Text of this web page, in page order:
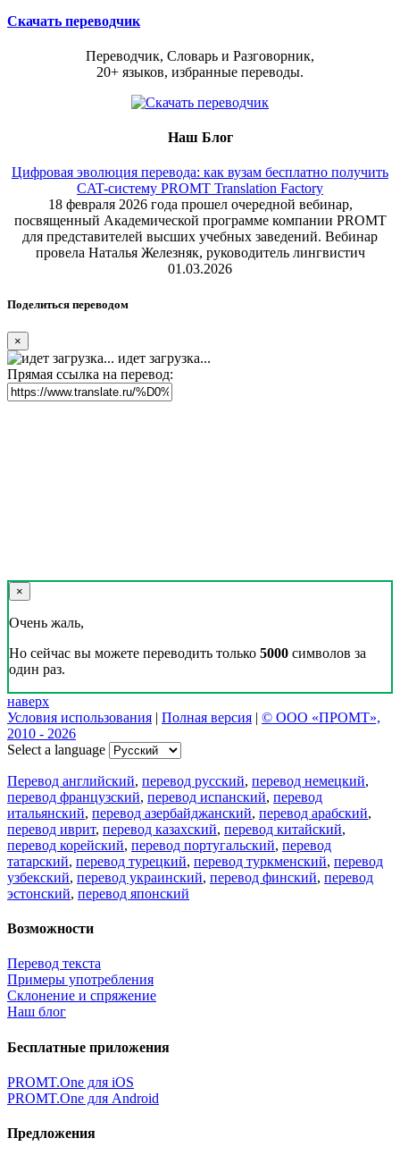
Скачать переводчик
Переводчик, Словарь и Разговорник,
20+ языков, избранные переводы.
Наш Блог
Цифровая эволюция перевода: как вузам бесплатно получить
CAT-систему PROMT Translation Factory
18 февраля 2026 года прошел очередной вебинар,
посвященный Академической программе компании PROMT
для представителей высших учебных заведений. Вебинар
провела Наталья Железняк, руководитель лингвистич
01.03.2026
Поделиться переводом
×
идет загрузка...
Прямая ссылка на перевод:
×
Очень жаль,
Но сейчас вы можете переводить только 5000 символов за
один раз.
наверх
Условия использования | Полная версия | © ООО «ПРОМТ»,
2010 - 2026
Select a language
Перевод английский, перевод русский, перевод немецкий,
перевод французский, перевод испанский, перевод
итальянский, перевод азербайджанский, перевод арабский,
перевод иврит, перевод казахский, перевод китайский,
перевод корейский, перевод португальский, перевод
татарский, перевод турецкий, перевод туркменский, перевод
узбекский, перевод украинский, перевод финский, перевод
эстонский, перевод японский
Возможности
Перевод текста
Примеры употребления
Склонение и спряжение
Наш блог
Бесплатные приложения
PROMT.One для iOS
PROMT.One для Android
Предложения